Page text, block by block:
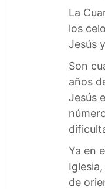
La
los
Jesús
Son
años
Jesús
Ya en
de